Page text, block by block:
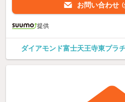
お問い合わせ
提供
ダイアモンド富士天王寺東プラ